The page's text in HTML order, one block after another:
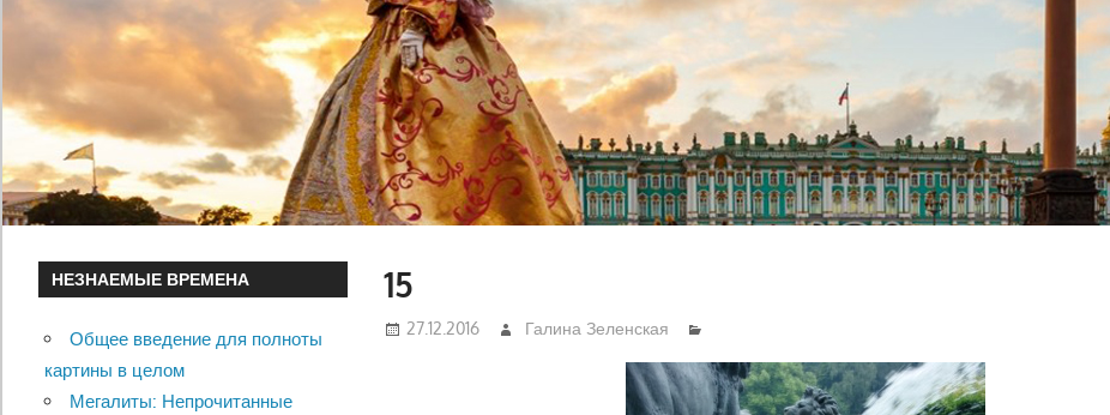
15
27.12.2016 Галина Зеленская
НЕЗНАЕМЫЕ ВРЕМЕНА
Общее введение для полноты
картины в целом
Мегалиты: Непрочитанные